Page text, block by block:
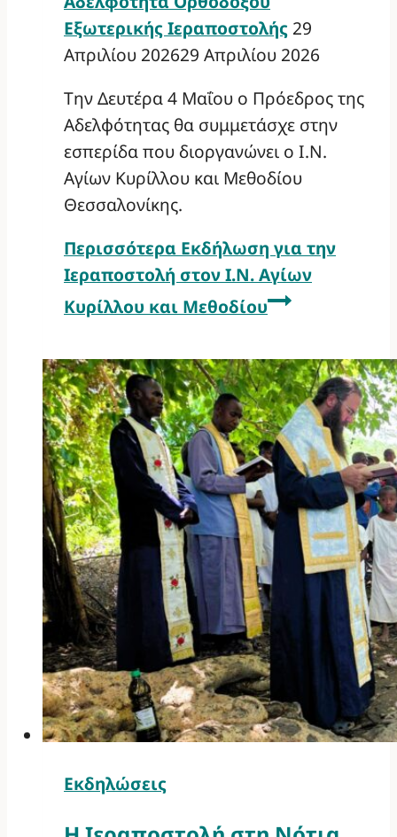
Εξωτερικής Ιεραποστολής 29
Απριλίου 202629 Απριλίου 2026
Την Δευτέρα 4 Μαΐου ο Πρόεδρος της
Αδελφότητας θα συμμετάσχε στην
εσπερίδα που διοργανώνει ο Ι.Ν.
Αγίων Κυρίλλου και Μεθοδίου
Θεσσαλονίκης.
Περισσότερα Εκδήλωση για την
Ιεραποστολή στον Ι.Ν. Αγίων
Κυρίλλου και Μεθοδίου
Εκδηλώσεις